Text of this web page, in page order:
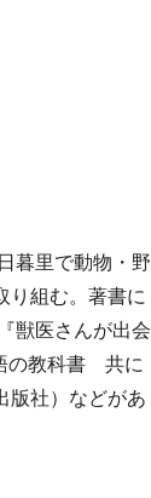
暮里で動物・野
り組む。著書に
獣医さんが出会
の教科書 共に
版社）などがあ